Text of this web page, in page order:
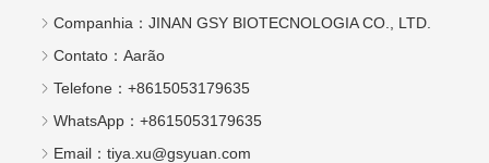
Companhia： JINAN GSY BIOTECNOLOGIA CO., LTD.
Contato： Aarão
Telefone： +8615053179635
WhatsApp： +8615053179635
Email： tiya.xu@gsyuan.com